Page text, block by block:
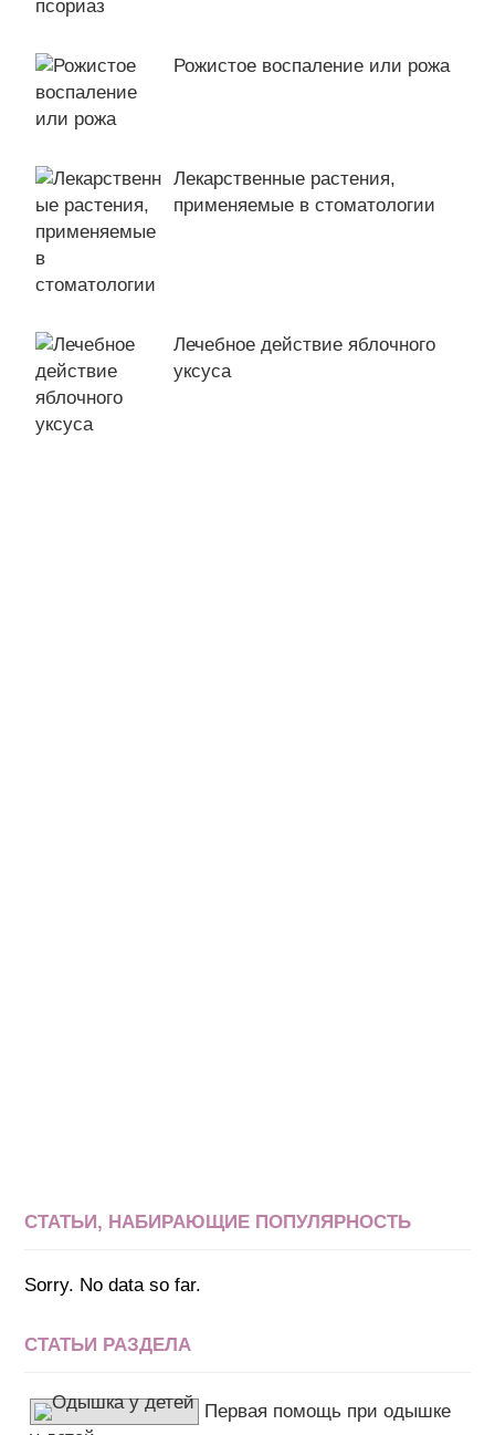
Рожистое воспаление или рожа
Лекарственные растения,
применяемые в стоматологии
Лечебное действие яблочного
уксуса
СТАТЬИ, НАБИРАЮЩИЕ ПОПУЛЯРНОСТЬ
Sorry. No data so far.
СТАТЬИ РАЗДЕЛА
Первая помощь при одышке